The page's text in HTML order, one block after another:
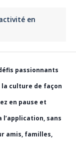
en
passionnants
culture de façon
en pause et
sans
amis, familles,